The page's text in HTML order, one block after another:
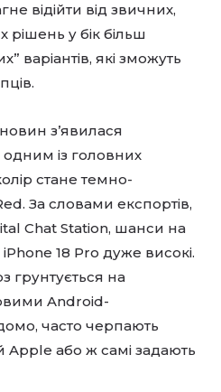
відійти від звичних,
у бік більш
варіантів, які зможуть
з’явилася
із головних
стане темно-
За словами експортів,
Chat Station, шанси на
iPhone 18 Pro дуже високі.
грунтується на
Android-
часто черпають
Apple або ж самі задають